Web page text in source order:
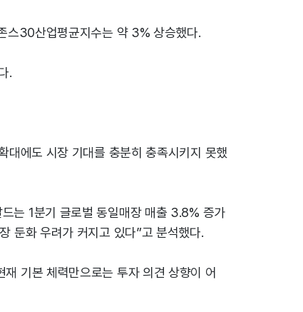
스30산업평균지수는 약 3% 상승했다.
.
대에도 시장 기대를 충분히 충족시키지 못했
는 1분기 글로벌 동일매장 매출 3.8% 증가
둔화 우려가 커지고 있다”고 분석했다.
기본 체력만으로는 투자 의견 상향이 어